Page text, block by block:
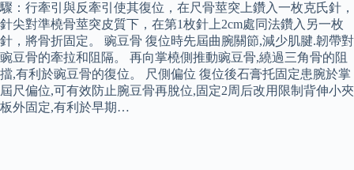
驟：行牽引與反牽引使其復位，在尺骨莖突上鑽入一枚克氏針，
針尖對準橈骨莖突皮質下，在第1枚針上2cm處同法鑽入另一枚
針，將骨折固定。 豌豆骨 復位時先屆曲腕關節,減少肌腱.韌帶對
豌豆骨的牽拉和阻隔。 再向掌橈側推動豌豆骨,繞過三角骨的阻
擋,有利於豌豆骨的復位。 尺側偏位 復位後石膏托固定患腕於掌
屆尺偏位,可有效防止腕豆骨再脫位,固定2周后改用限制背伸小夾
板外固定,有利於早期…